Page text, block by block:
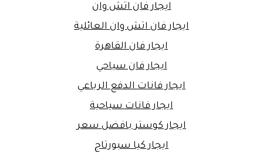
ايجار فان اتش وان
ايجار فان اتش وان العائلية
ايجار فان القاهرة
ايجار فان سياحي
ايجار فانات الدفع الرباعي
ايجار فانات سياحية
ايجار كوستر بافضل سعر
ايجار كيا سبورتاج